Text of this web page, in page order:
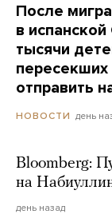
После
в
тысячи
пересекших
отправить
НОВОСТИ день
Bloomberg:
на
день назад